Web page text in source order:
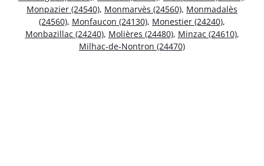
Monpazier (24540), Monmarvès (24560), Monmadalès
(24560), Monfaucon (24130), Monestier (24240),
Monbazillac (24240), Molières (24480), Minzac (24610),
Milhac-de-Nontron (24470)